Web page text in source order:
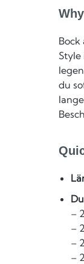
Style
du
–
–
–
–